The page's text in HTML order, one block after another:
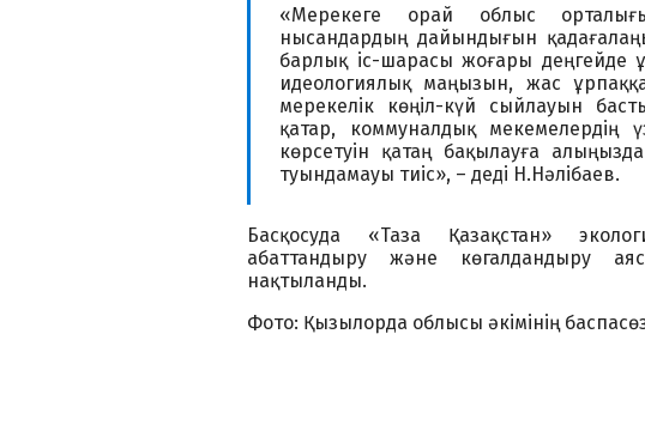
«Мерекеге орай облыс
нысандардың дайындығын
барлық іс-шарасы жоғары деңгейде
идеологиялық маңызын, жас
мерекелік көңіл-күй сыйлауын
қатар, коммуналдық мекемелердің
көрсетуін қатаң бақылауға
туындамауы тиіс», – деді Н.Нәлібаев.
Басқосуда «Таза Қазақстан»
абаттандыру және көгалдандыру
нақтыланды.
Фото: Қызылорда облысы әкімінің